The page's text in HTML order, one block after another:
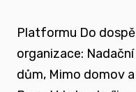
zapojovat se
souvisí i se
jako takového
Platformu Do
organizace:
dům, Mimo domov